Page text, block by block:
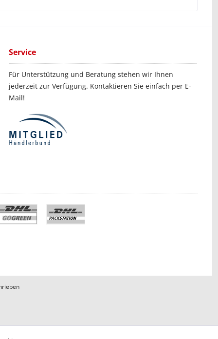
Service
Für Unterstützung und Beratung stehen wir Ihnen
jederzeit zur Verfügung. Kontaktieren Sie einfach per E-
Mail!